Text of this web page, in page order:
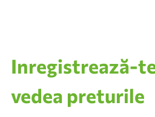
Inregistrează-
vedea preturile